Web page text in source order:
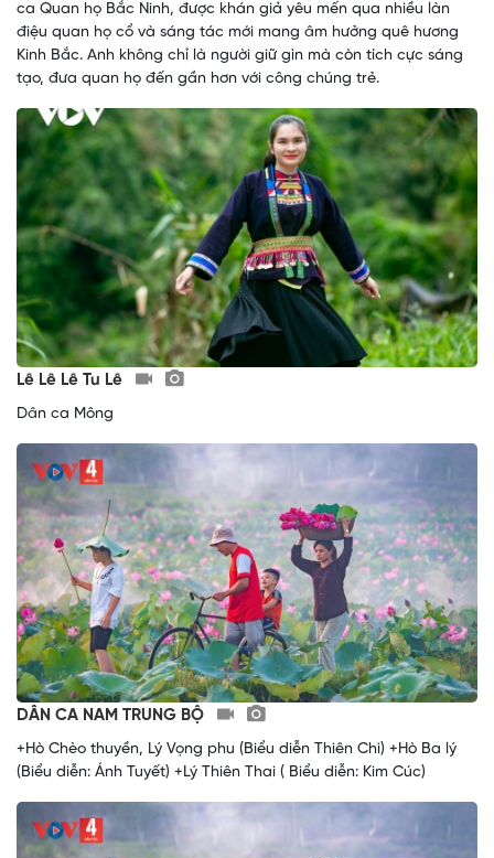
ca Quan họ Bắc Ninh, được khán giả yêu mến qua nhiều làn
điệu quan họ cổ và sáng tác mới mang âm hưởng quê hương
Kinh Bắc. Anh không chỉ là người giữ gìn mà còn tích cực sáng
tạo, đưa quan họ đến gần hơn với công chúng trẻ.
Lê Lê Lê Tu Lê
Dân ca Mông
DÂN CA NAM TRUNG BỘ
+Hò Chèo thuyền, Lý Vọng phu (Biểu diễn Thiên Chi) +Hò Ba lý
(Biểu diễn: Ánh Tuyết) +Lý Thiên Thai ( Biểu diễn: Kim Cúc)